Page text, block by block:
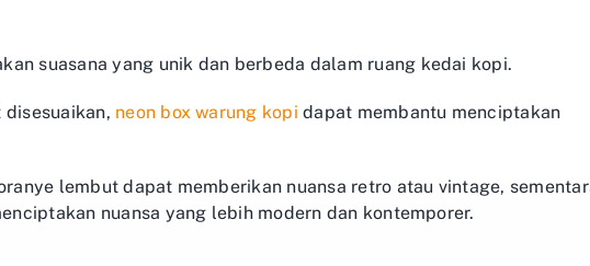
suasana yang unik dan berbeda dalam ruang kedai kopi.
disesuaikan, neon box warung kopi dapat membantu menciptakan
lembut dapat memberikan nuansa retro atau vintage,
nuansa yang lebih modern dan kontemporer.